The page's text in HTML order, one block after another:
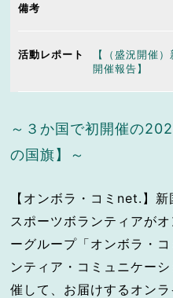
備考
活動レポート
【（盛況開催
開催報告】
～３か国で初開催の
の国旗】～
【オンボラ・コミnet.】
スポーツボランティアが
ーグループ「オンボラ・
ンティア・コミュニケー
催して、お届けするオン